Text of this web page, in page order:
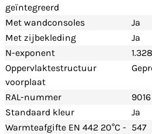
geïntegreerd
Met wandconsoles
Ja
Met zijbekleding
Ja
N-exponent
1.328
Oppervlaktestructuur
voorplaat
RAL-nummer
9016
Standaard kleur
Ja
Warmteafgifte EN 442 20°C - 547